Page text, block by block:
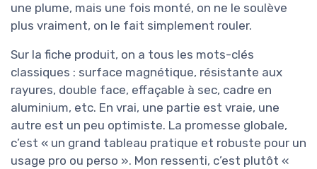
une plume, mais une fois monté, on ne le soulève
plus vraiment, on le fait simplement rouler.
Sur la fiche produit, on a tous les mots-clés
classiques : surface magnétique, résistante aux
rayures, double face, effaçable à sec, cadre en
aluminium, etc. En vrai, une partie est vraie, une
autre est un peu optimiste. La promesse globale,
c’est « un grand tableau pratique et robuste pour un
usage pro ou perso ». Mon ressenti, c’est plutôt «